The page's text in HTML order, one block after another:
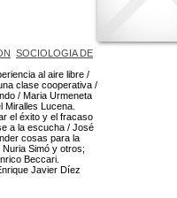
SOCIOLOGIA DE
al aire libre /
clase cooperativa /
/ Maria Urmeneta
Lucena.
el éxito y el fracaso
a la escucha / José
cosas para la
Simó y otros;
Beccari.
Javier Díez